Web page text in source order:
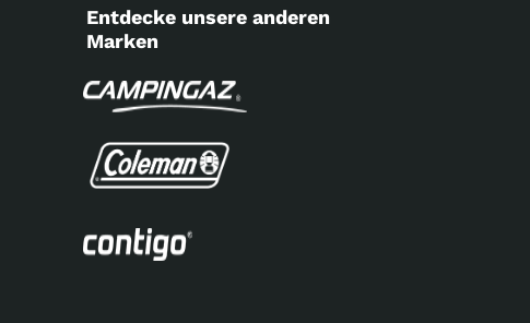
Entdecke unsere anderen
Marken